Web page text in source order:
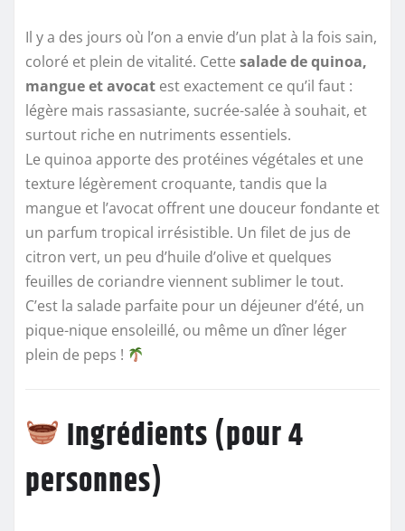
Il y a des jours où l’on a envie d’un plat à la fois sain,
coloré et plein de vitalité. Cette salade de quinoa,
mangue et avocat est exactement ce qu’il faut :
légère mais rassasiante, sucrée-salée à souhait, et
surtout riche en nutriments essentiels.
Le quinoa apporte des protéines végétales et une
texture légèrement croquante, tandis que la
mangue et l’avocat offrent une douceur fondante et
un parfum tropical irrésistible. Un filet de jus de
citron vert, un peu d’huile d’olive et quelques
feuilles de coriandre viennent sublimer le tout.
C’est la salade parfaite pour un déjeuner d’été, un
pique-nique ensoleillé, ou même un dîner léger
plein de peps !
Ingrédients (pour 4
personnes)